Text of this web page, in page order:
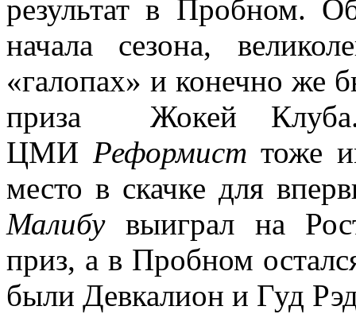
результат в Пробном.
начала сезона,
«галопах» и конечно же
приза Жокей Клуба.
ЦМИ Реформист тоже
место в скачке для
Малибувыиграл на
приз, а в Пробном
были Девкалион и Гуд